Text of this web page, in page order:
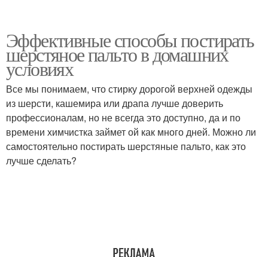
Эффективные способы постирать
шерстяное пальто в домашних
условиях
Все мы понимаем, что стирку дорогой верхней одежды
из шерсти, кашемира или драпа лучше доверить
профессионалам, но не всегда это доступно, да и по
времени химчистка займет ой как много дней. Можно ли
самостоятельно постирать шерстяные пальто, как это
лучше сделать?